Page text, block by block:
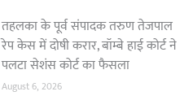
तहलका के पूर्व संपादक तरुण तेजपाल
रेप केस में दोषी करार, बॉम्बे हाई कोर्ट ने
पलटा सेशंस कोर्ट का फैसला
August 6, 2026